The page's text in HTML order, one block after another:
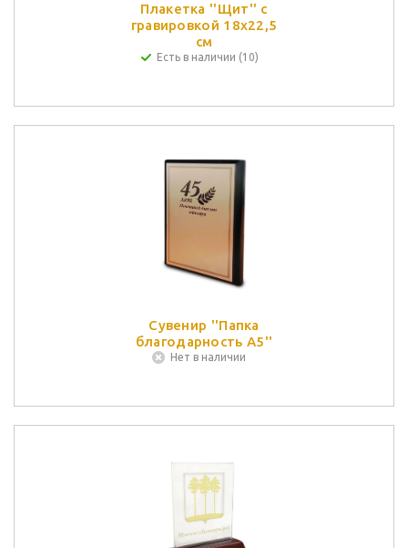
Плакетка ''Щит'' с
гравировкой 18x22,5
см
Есть в наличии (10)
Сувенир ''Папка
благодарность А5''
Нет в наличии